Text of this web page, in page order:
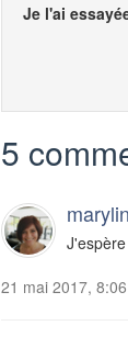
Je l'ai
5
21 mai 2017, 8:06